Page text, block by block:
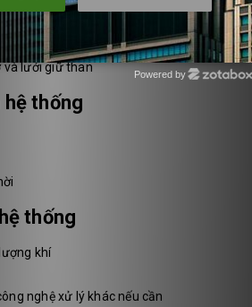
tháp
và lưới giữ than
thống
thống
khí
nghệ xử lý khác nếu cần
Powered by